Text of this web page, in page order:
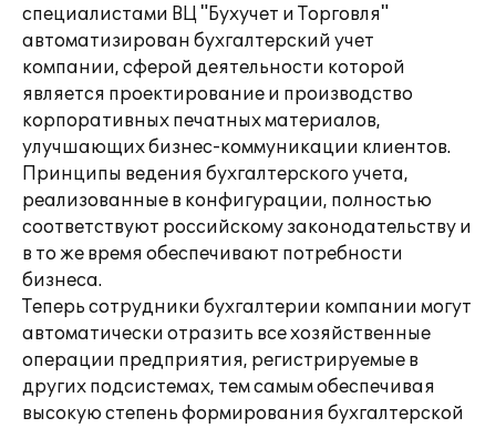
специалистами ВЦ "Бухучет и Торговля"
автоматизирован бухгалтерский учет
компании, сферой деятельности которой
является проектирование и производство
корпоративных печатных материалов,
улучшающих бизнес-коммуникации клиентов.
Принципы ведения бухгалтерского учета,
реализованные в конфигурации, полностью
соответствуют российскому законодательству и
в то же время обеспечивают потребности
бизнеса.
Теперь сотрудники бухгалтерии компании могут
автоматически отразить все хозяйственные
операции предприятия, регистрируемые в
других подсистемах, тем самым обеспечивая
высокую степень формирования бухгалтерской